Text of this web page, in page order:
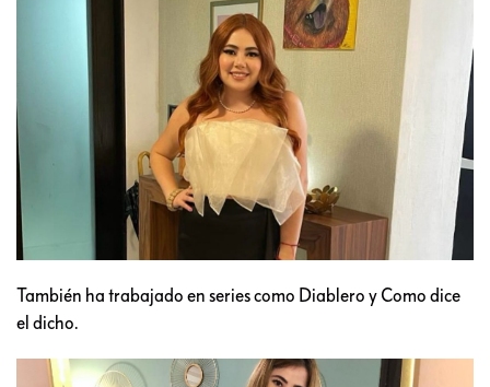
También ha trabajado en series como Diablero y Como dice
el dicho.